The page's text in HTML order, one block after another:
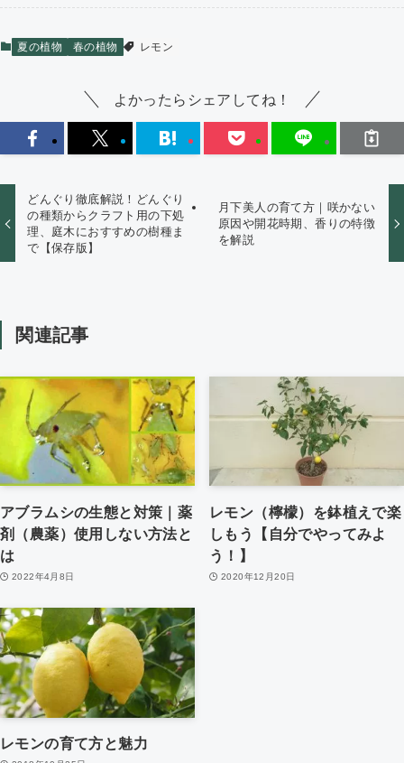
夏の植物 春の植物 レモン
よかったらシェアしてね！
どんぐり徹底解説！どんぐり
の種類からクラフト用の下処
理、庭木におすすめの樹種ま
で【保存版】
月下美人の育て方｜咲かない
原因や開花時期、香りの特徴
を解説
関連記事
アブラムシの生態と対策｜薬
剤（農薬）使用しない方法と
は
2022年4月8日
レモン（檸檬）を鉢植えで楽
しもう【自分でやってみよ
う！】
2020年12月20日
レモンの育て方と魅力